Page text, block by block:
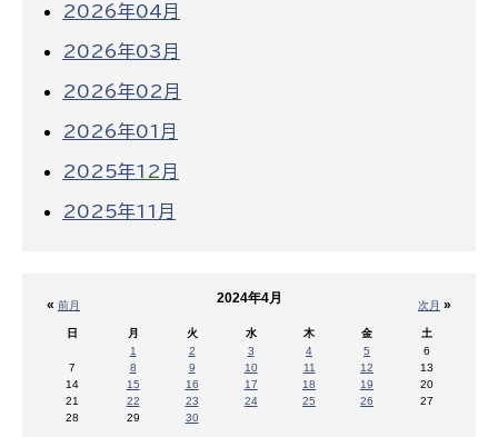
2026年04月
2026年03月
2026年02月
2026年01月
2025年12月
2025年11月
« 前月 次月 »
2024年4月
日 月 火 水 木 金
土
1
2 3 4 5
6
7
8 9 10 11 12
13
14
15 16 17 18 19
20
21
22 23 24 25 26
27
28
29 30